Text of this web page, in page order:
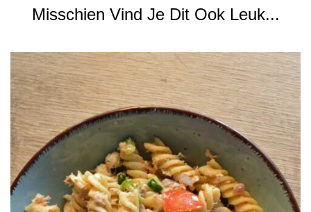
Misschien Vind Je Dit Ook Leuk...